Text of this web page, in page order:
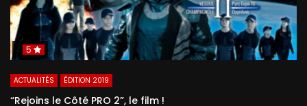
5
ACTUALITÉS ÉDITION 2019
“Rejoins le Côté PRO 2”, le film !